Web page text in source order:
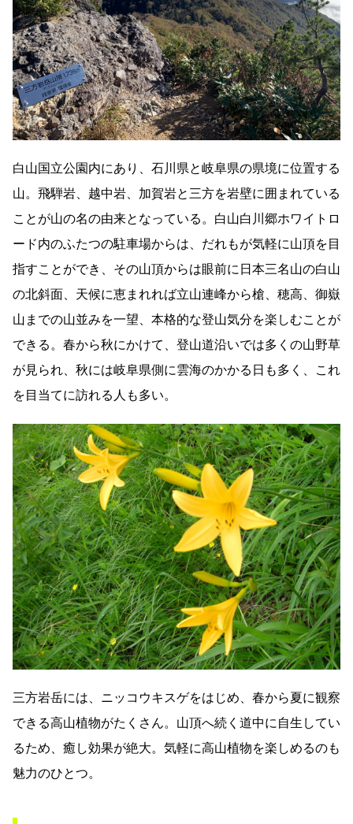
白山国立公園内にあり、石川県と岐阜県の県境に位置する
山。飛騨岩、越中岩、加賀岩と三方を岩壁に囲まれている
ことが山の名の由来となっている。白山白川郷ホワイトロ
ード内のふたつの駐車場からは、だれもが気軽に山頂を目
指すことができ、その山頂からは眼前に日本三名山の白山
の北斜面、天候に恵まれれば立山連峰から槍、穂高、御嶽
山までの山並みを一望、本格的な登山気分を楽しむことが
できる。春から秋にかけて、登山道沿いでは多くの山野草
が見られ、秋には岐阜県側に雲海のかかる日も多く、これ
を目当てに訪れる人も多い。
三方岩岳には、ニッコウキスゲをはじめ、春から夏に観察
できる高山植物がたくさん。山頂へ続く道中に自生してい
るため、癒し効果が絶大。気軽に高山植物を楽しめるのも
魅力のひとつ。